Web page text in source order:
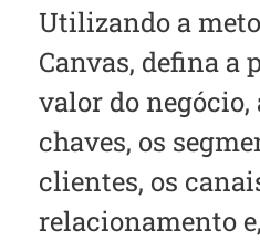
Utilizando a
Canvas, defina a
valor do
chaves, os
clientes, os
relacionamento